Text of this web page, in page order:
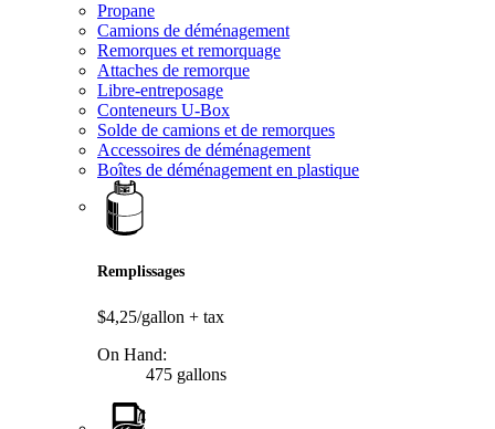
Propane
Camions de déménagement
Remorques et remorquage
Attaches de remorque
Libre-entreposage
Conteneurs U-Box
Solde de camions et de remorques
Accessoires de déménagement
Boîtes de déménagement en plastique
Remplissages
$4,25/gallon + tax
On Hand:
475 gallons